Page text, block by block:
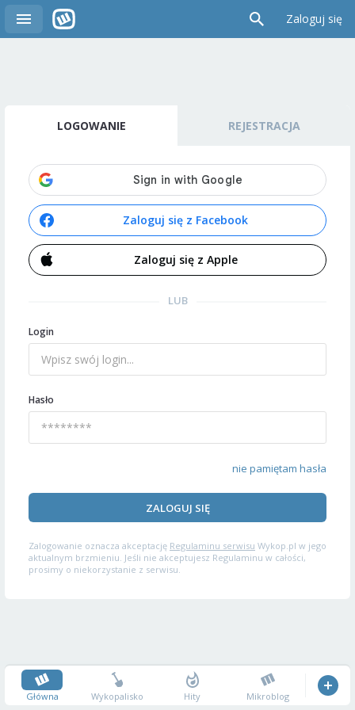
Zaloguj się
LOGOWANIE REJESTRACJA
Zaloguj się z Facebook
Zaloguj się z Apple
LUB
Login
Hasło
nie pamiętam hasła
ZALOGUJ SIĘ
Zalogowanie oznacza akceptację Regulaminu serwisu Wykop.pl w jego
aktualnym brzmieniu. Jeśli nie akceptujesz Regulaminu w całości,
prosimy o niekorzystanie z serwisu.
Główna Wykopalisko Hity Mikroblog